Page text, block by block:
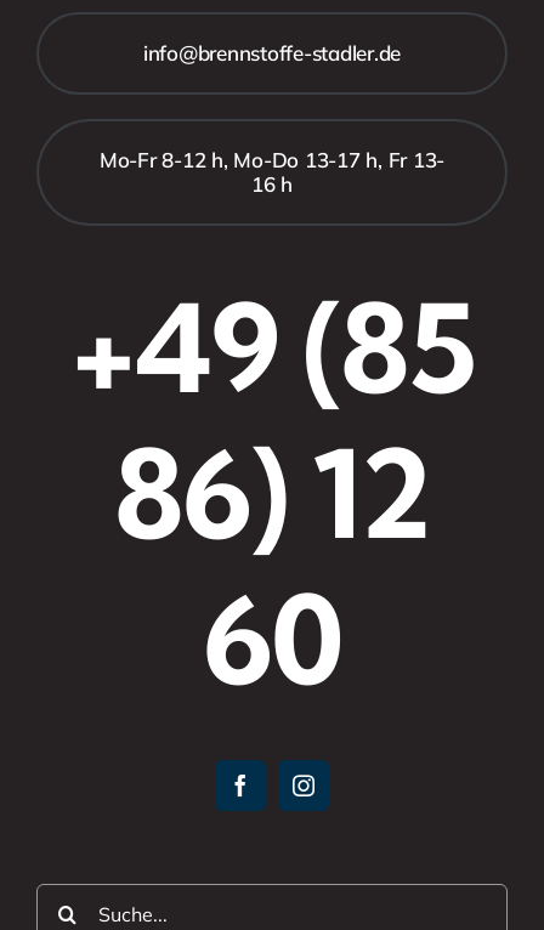
info@brennstoffe-stadler.de
Mo-Fr 8-12 h, Mo-Do 13-17 h, Fr 13-
16 h
+49 (85
86) 12
60
Suche